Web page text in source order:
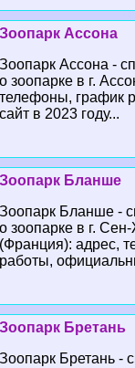
Зоопарк Ассона
Зоопарк Ассона -
о зоопарке в г.
телефоны, график
сайт в 2023 году...
Зоопарк Бланше
Зоопарк Бланше -
о зоопарке в г.
(Франция): адрес,
работы,
Зоопарк Бретань
Зоопарк Бретань -